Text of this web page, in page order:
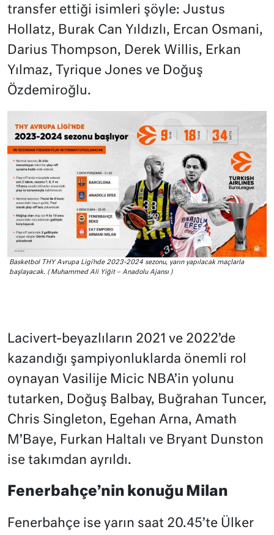
transfer ettiği isimleri şöyle: Justus
Hollatz, Burak Can Yıldızlı, Ercan Osmani,
Darius Thompson, Derek Willis, Erkan
Yılmaz, Tyrique Jones ve Doğuş
Özdemiroğlu.
Basketbol THY Avrupa Ligi’nde 2023-2024 sezonu, yarın yapılacak maçlarla
başlayacak. ( Muhammed Ali Yiğit – Anadolu Ajansı )
Lacivert-beyazlıların 2021 ve 2022’de
kazandığı şampiyonluklarda önemli rol
oynayan Vasilije Micic NBA’in yolunu
tutarken, Doğuş Balbay, Buğrahan Tuncer,
Chris Singleton, Egehan Arna, Amath
M’Baye, Furkan Haltalı ve Bryant Dunston
ise takımdan ayrıldı.
Fenerbahçe’nin konuğu Milan
Fenerbahçe ise yarın saat 20.45’te Ülker